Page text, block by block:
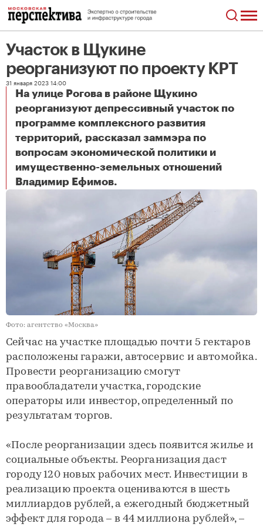
Участок в Щукине
реорганизуют по проекту КРТ
31 января 2023 14:00
На улице Рогова в районе Щукино
реорганизуют депрессивный участок по
программе комплексного развития
территорий, рассказал заммэра по
вопросам экономической политики и
имущественно-земельных отношений
Владимир Ефимов.
Участок в Щукине реорганизуют по проекту КРТ
Фото: агентство «Москва»
Сейчас на участке площадью почти 5 гектаров
расположены гаражи, автосервис и автомойка.
Провести реорганизацию смогут
правообладатели участка, городские
операторы или инвестор, определенный по
результатам торгов.
«После реорганизации здесь появится жилье и
социальные объекты. Реорганизация даст
городу 120 новых рабочих мест. Инвестиции в
реализацию проекта оцениваются в шесть
миллиардов рублей, а ежегодный бюджетный
эффект для города – в 44 миллиона рублей», –